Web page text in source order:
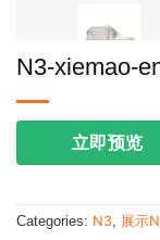
N3-xiemao-
立即预览
Categories: N3, 展示